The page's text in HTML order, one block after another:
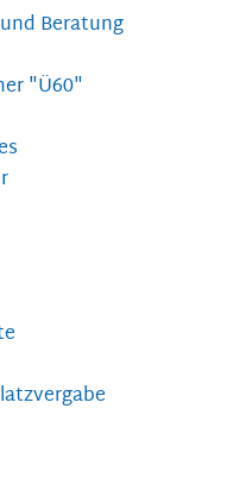
Beratung
"Ü60"